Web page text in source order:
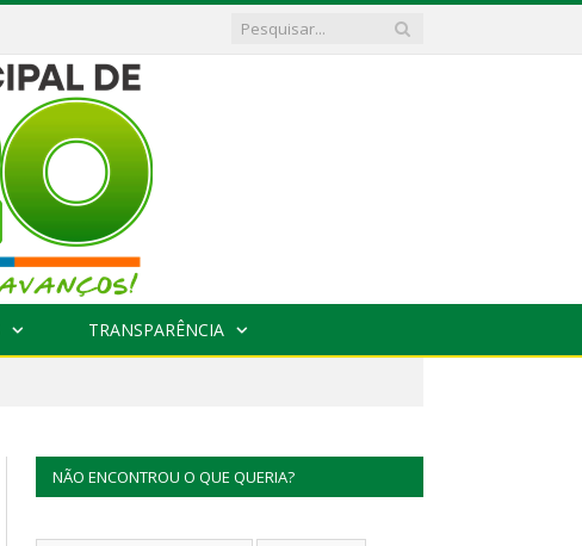
TRANSPARÊNCIA
NÃO ENCONTROU O QUE QUERIA?